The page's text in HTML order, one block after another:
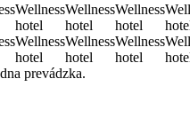
Wellness
hotel
Wellness
hotel
Wellness
hotel
Wellness
hotel
Wellness
hotel
Wellness
hotel
prevádzka.